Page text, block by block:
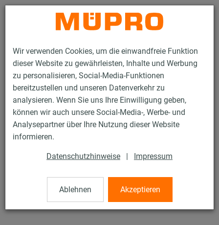
Wir verwenden Cookies, um die einwandfreie Funktion
dieser Website zu gewährleisten, Inhalte und Werbung
zu personalisieren, Social-Media-Funktionen
bereitzustellen und unseren Datenverkehr zu
analysieren. Wenn Sie uns Ihre Einwilligung geben,
können wir auch unsere Social-Media-, Werbe- und
Analysepartner über Ihre Nutzung dieser Website
informieren.
Datenschutzhinweise | Impressum
Ablehnen Akzeptieren
Kontakt
Produkte Befestigungstechnik
Edelstahlprodukte
Edelstahl-Montageteile
Grundplatten mit Mutter
Grundplatten mit Mutter
V2A Grundplatte Größe 1, M12